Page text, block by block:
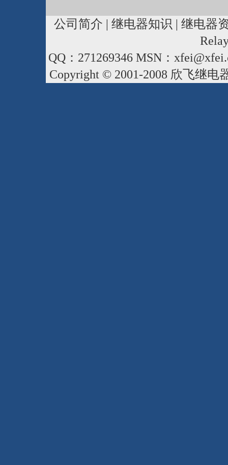
公司简介 | 继电器知识 | 继电器
QQ：271269346 MSN：
Copyright © 2001-2008 欣飞继电